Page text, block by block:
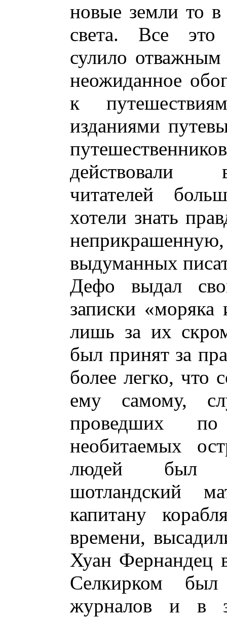
новые земли то
света. Все это
сулило
неожиданное
к
изданиями
действовали
читателей
хотели знать
выдуманных
Дефо выдал
записки
лишь за их
был принят за
более легко, что
ему самому,
проведших
необитаемых
людей был
шотландский
капитану
времени,
Хуан Фернандец
Селкирком
журналов и в